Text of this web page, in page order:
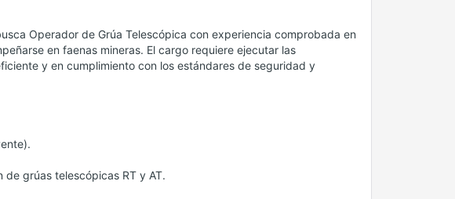
Operador de Grúa Telescópica con experiencia comprobada en
en faenas mineras. El cargo requiere ejecutar las
y en cumplimiento con los estándares de seguridad y
grúas telescópicas RT y AT.